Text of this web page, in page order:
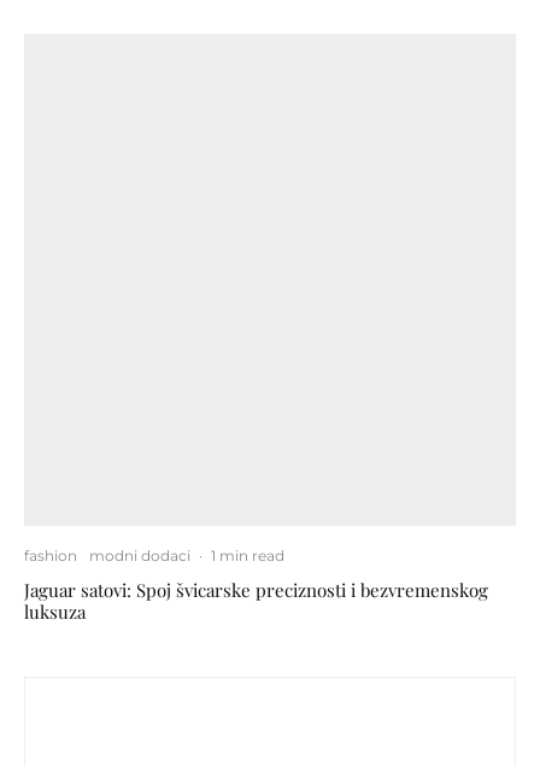
fashion modni dodaci · 1 min read
Jaguar satovi: Spoj švicarske preciznosti i bezvremenskog
luksuza